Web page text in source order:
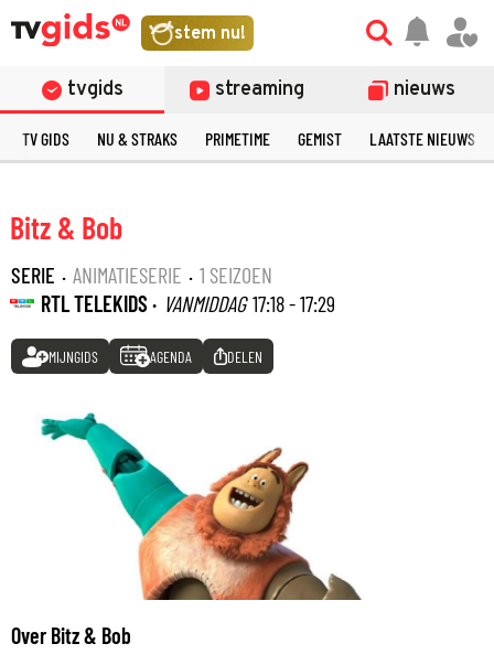
stem nu!
tvgids streaming nieuws
TV GIDS NU & STRAKS PRIMETIME GEMIST LAATSTE NIEUWS
Bitz & Bob
SERIE · ANIMATIESERIE · 1 SEIZOEN
RTL TELEKIDS · VANMIDDAG 17:18 - 17:29
MIJNGIDS AGENDA DELEN
Over Bitz & Bob